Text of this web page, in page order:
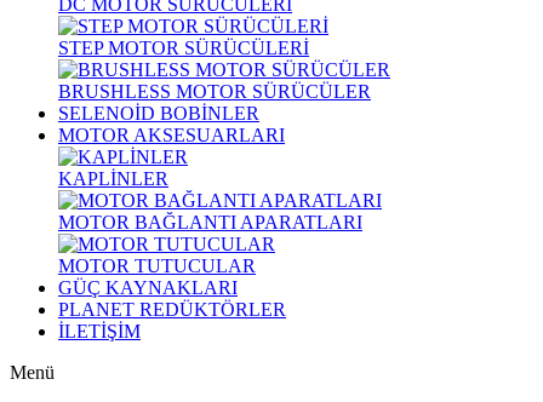
DC MOTOR SÜRÜCÜLERİ
STEP MOTOR SÜRÜCÜLERİ
BRUSHLESS MOTOR SÜRÜCÜLER
SELENOİD BOBİNLER
MOTOR AKSESUARLARI
KAPLİNLER
MOTOR BAĞLANTI APARATLARI
MOTOR TUTUCULAR
GÜÇ KAYNAKLARI
PLANET REDÜKTÖRLER
İLETİŞİM
Menü